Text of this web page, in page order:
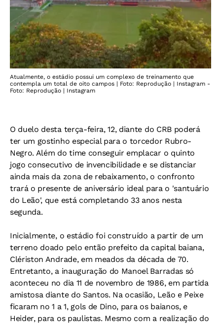
Atualmente, o estádio possui um complexo de treinamento que
contempla um total de oito campos | Foto: Reprodução | Instagram -
Foto: Reprodução | Instagram
O duelo desta terça-feira, 12, diante do CRB poderá
ter um gostinho especial para o torcedor Rubro-
Negro. Além do time conseguir emplacar o quinto
jogo consecutivo de invencibilidade e se distanciar
ainda mais da zona de rebaixamento, o confronto
trará o presente de aniversário ideal para o 'santuário
do Leão', que está completando 33 anos nesta
segunda.
Inicialmente, o estádio foi construído a partir de um
terreno doado pelo então prefeito da capital baiana,
Clériston Andrade, em meados da década de 70.
Entretanto, a inauguração do Manoel Barradas só
aconteceu no dia 11 de novembro de 1986, em partida
amistosa diante do Santos. Na ocasião, Leão e Peixe
ficaram no 1 a 1, gols de Dino, para os baianos, e
Heider, para os paulistas. Mesmo com a realização do